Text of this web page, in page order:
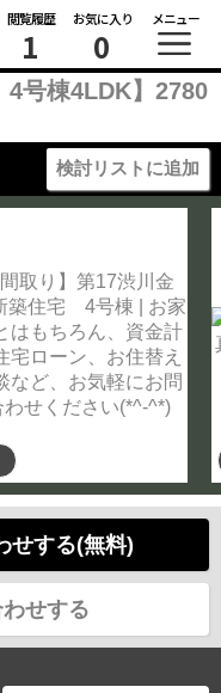
閲覧履歴
1
お気に入り
0
メニュー
号棟4LDK】2780
検討リストに追加
せする(無料)
せする